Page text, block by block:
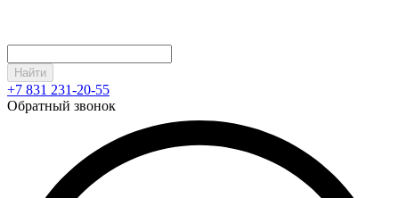
Найти
+7 831 231-20-55
Обратный звонок